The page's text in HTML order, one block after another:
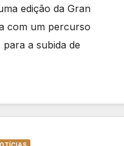
edição da Gran
com um percurso
a subida de